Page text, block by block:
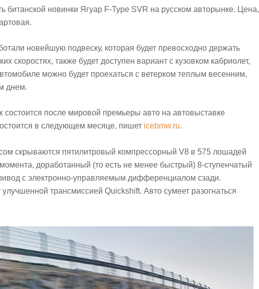
битанской новинки Ягуар F-Type SVR на русском авторынке. Цена,
новейшую подвеску, которая будет превосходно держать
скоростях, также будет доступен вариант с кузовком кабриолет,
можно будет проехаться с ветерком теплым весенним,
днем.
после мировой премьеры авто на автовыставке
в следующем месяце, пишет icebmw.ru.
скрываются пятилитровый компрессорный V8 в 575 лошадей
доработанный (то есть не менее быстрый) 8-ступенчатый
с электронно-управляемым дифференциалом сзади.
трансмиссией Quickshift. Авто сумеет разогнаться